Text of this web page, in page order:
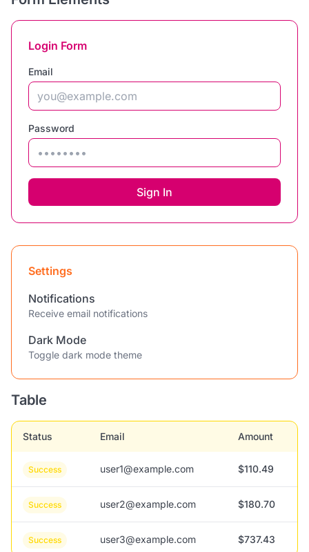
Login Form
Email
Password
Sign In
Settings
Notifications
Receive email notifications
Dark Mode
Toggle dark mode theme
Table
Status Email Amount
Success user1@example.com $110.49
Success user2@example.com $180.70
Success user3@example.com $737.43